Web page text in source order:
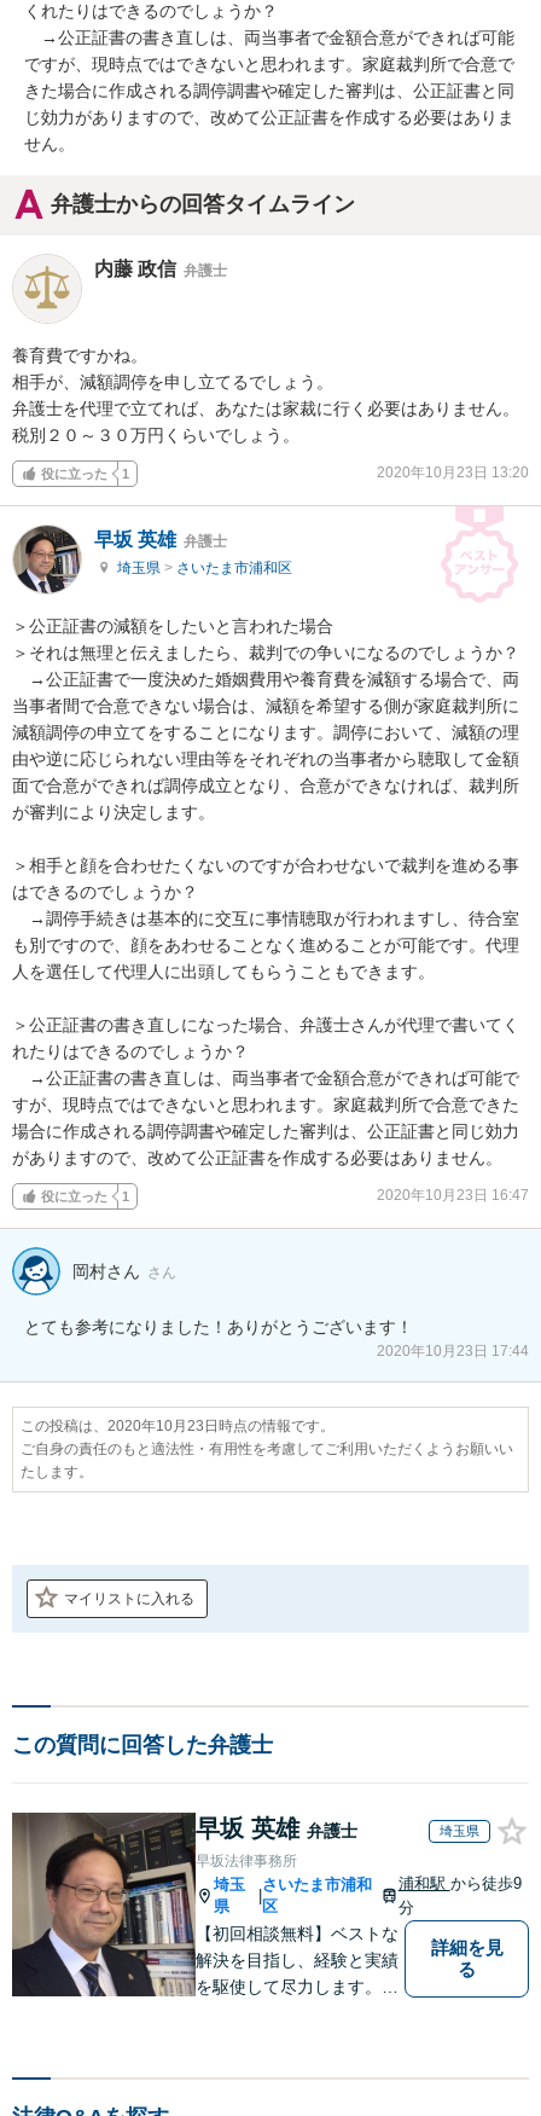
くれたりはできるのでしょうか？
→公正証書の書き直しは、両当事者で金額合意ができれば可能
ですが、現時点ではできないと思われます。家庭裁判所で合意で
きた場合に作成される調停調書や確定した審判は、公正証書と同
じ効力がありますので、改めて公正証書を作成する必要はありま
せん。
弁護士からの回答タイムライン
内藤 政信 弁護士
養育費ですかね。
相手が、減額調停を申し立てるでしょう。
弁護士を代理で立てれば、あなたは家裁に行く必要はありません。
税別２０～３０万円くらいでしょう。
役に立った 1 2020年10月23日 13:20
早坂 英雄 弁護士
埼玉県 > さいたま市浦和区
＞公正証書の減額をしたいと言われた場合
＞それは無理と伝えましたら、裁判での争いになるのでしょうか？
→公正証書で一度決めた婚姻費用や養育費を減額する場合で、両
当事者間で合意できない場合は、減額を希望する側が家庭裁判所に
減額調停の申立てをすることになります。調停において、減額の理
由や逆に応じられない理由等をそれぞれの当事者から聴取して金額
面で合意ができれば調停成立となり、合意ができなければ、裁判所
が審判により決定します。
＞相手と顔を合わせたくないのですが合わせないで裁判を進める事
はできるのでしょうか？
→調停手続きは基本的に交互に事情聴取が行われますし、待合室
も別ですので、顔をあわせることなく進めることが可能です。代理
人を選任して代理人に出頭してもらうこともできます。
＞公正証書の書き直しになった場合、弁護士さんが代理で書いてく
れたりはできるのでしょうか？
→公正証書の書き直しは、両当事者で金額合意ができれば可能で
すが、現時点ではできないと思われます。家庭裁判所で合意できた
場合に作成される調停調書や確定した審判は、公正証書と同じ効力
がありますので、改めて公正証書を作成する必要はありません。
役に立った 1 2020年10月23日 16:47
岡村さん さん
とても参考になりました！ありがとうございます！
2020年10月23日 17:44
この投稿は、2020年10月23日時点の情報です。
ご自身の責任のもと適法性・有用性を考慮してご利用いただくようお願いい
たします。
マイリストに入れる
この質問に回答した弁護士
早坂 英雄 弁護士 埼玉県
早坂法律事務所
埼玉
県
さいたま市浦和
区
浦和駅 から徒歩9
分
【初回相談無料】ベストな
解決を目指し、経験と実績
を駆使して尽力します。お
詳細を見
る